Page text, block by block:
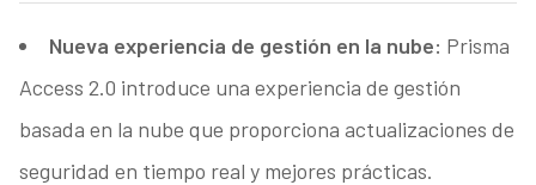
Nueva experiencia de gestión en la nube: Prisma
Access 2.0 introduce una experiencia de gestión
basada en la nube que proporciona actualizaciones de
seguridad en tiempo real y mejores prácticas.